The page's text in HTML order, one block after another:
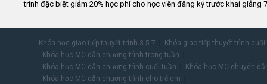
trình đặc biệt giảm 20% học phí cho học viên đăng ký trước khai giảng
Khóa học giao tiếp thuyết trình 3-5-7
Khóa giao tiếp thuyết trình
Khóa học MC dẫn chương trình trong tuần
Khóa học MC dẫn chương trình cuối tuần
Khóa học MC chuyên
Khóa học MC dẫn chương trình cho trẻ em